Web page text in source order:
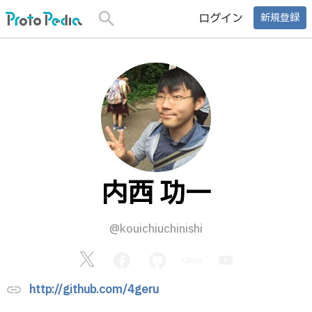
search ログイン 新規登録
内西 功一
@kouichiuchinishi
link http://github.com/4geru